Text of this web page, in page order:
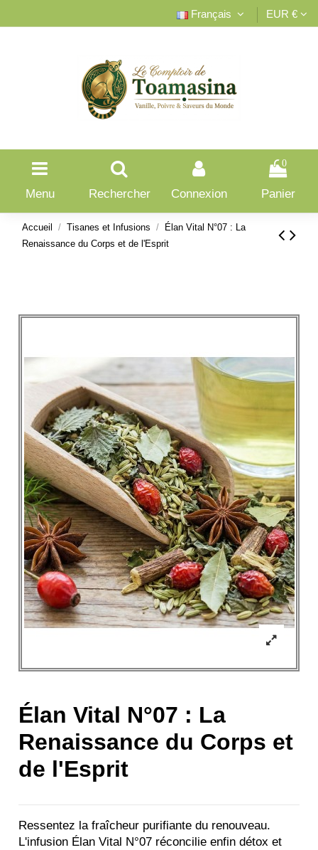
Français EUR €
Menu Rechercher Connexion
0
Panier
Accueil Tisanes et Infusions
Élan Vital N°07 : La
Renaissance du Corps et de l'Esprit
Élan Vital N°07 : La
Renaissance du Corps et
de l'Esprit
Ressentez la fraîcheur purifiante du renouveau.
L'infusion Élan Vital N°07 réconcilie enfin détox et